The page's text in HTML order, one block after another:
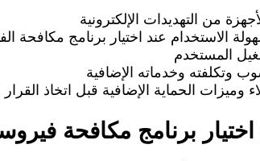
من التهديدات الإلكترونية
الاستخدام عند اختيار برنامج مكافحة
المستخدم
وتكلفته وخدماته الإضافية
الحماية الإضافية قبل اتخاذ القرار
برنامج مكافحة